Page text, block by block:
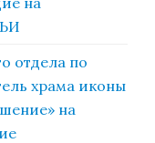
отдела по
храма иконы
на